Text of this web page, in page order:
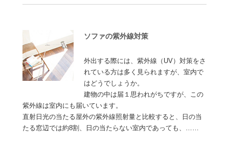
ソファの紫外線対策
外出する際には、紫外線（UV）対策をさ
れている方は多く見られますが、室内で
はどうでしょうか。
建物の中は届１思われがちですが、この
紫外線は室内にも届いています。
直射日光の当たる屋外の紫外線照射量と比較すると、日の当
たる窓辺では約8割、日の当たらない室内であっても、……